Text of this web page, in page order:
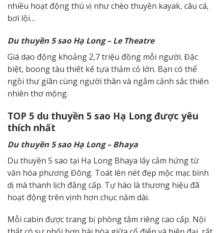
nhiều hoạt động thú vị như chèo thuyền kayak, câu cá,
bơi lội…
Du thuyền 5 saoHạ Long – Le Theatre
Giá dao động khoảng 2,7 triệu đồng mỗi người. Đặc
biệt, boong tàu thiết kế tựa thảm cỏ lớn. Bạn có thể
ngồi thư giãn cùng người thân và ngắm cảnh sắc thiên
nhiên thơ mộng.
TOP 5 du thuyền 5 sao Hạ Long được yêu
thích nhất
Du thuyền 5 saoHạ Long – Bhaya
Du thuyền 5 sao tại Hạ Long Bhaya lấy cảm hứng từ
văn hóa phương Đông. Toát lên nét đẹp mộc mạc bình
dị mà thanh lịch đẳng cấp. Tự hào là thương hiệu đã
hoạt động trên vịnh hơn chục năm dài.
Mỗi cabin được trang bị phòng tắm riêng cao cấp. Nội